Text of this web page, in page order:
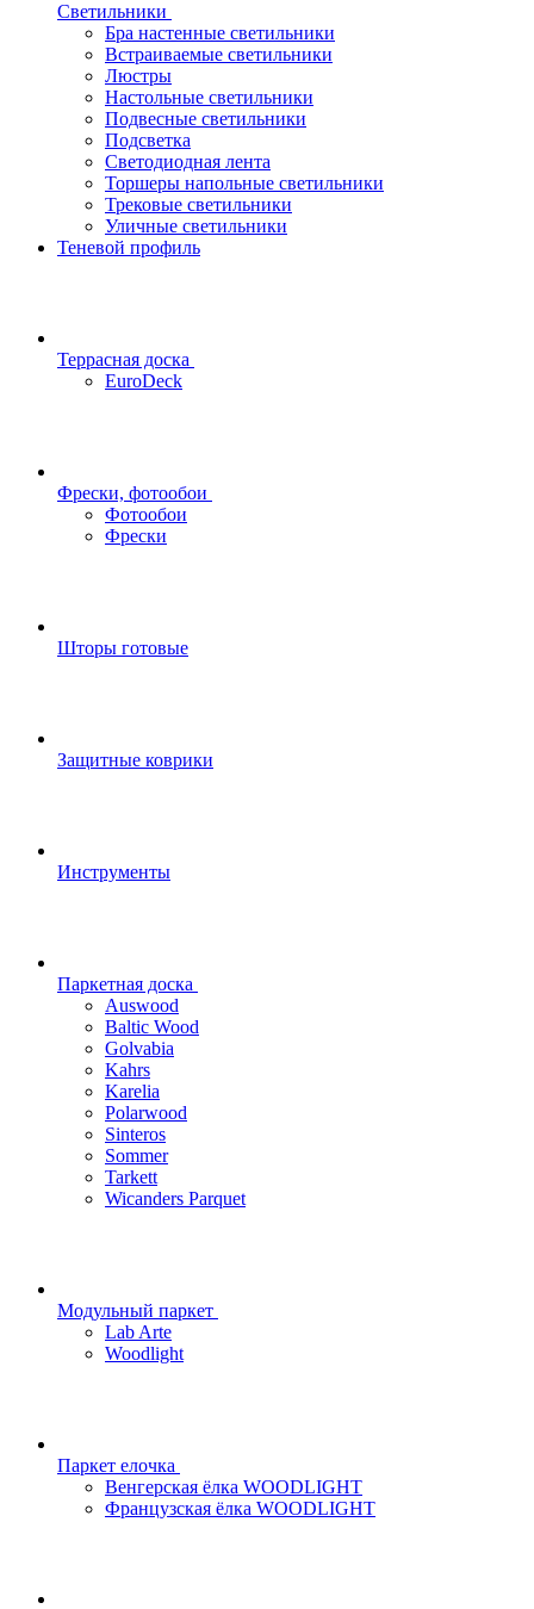
Светильники
Бра настенные светильники
Встраиваемые светильники
Люстры
Настольные светильники
Подвесные светильники
Подсветка
Светодиодная лента
Торшеры напольные светильники
Трековые светильники
Уличные светильники
Теневой профиль
Террасная доска
EuroDeck
Фрески, фотообои
Фотообои
Фрески
Шторы готовые
Защитные коврики
Инструменты
Паркетная доска
Auswood
Baltic Wood
Golvabia
Kahrs
Karelia
Polarwood
Sinteros
Sommer
Tarkett
Wicanders Parquet
Модульный паркет
Lab Arte
Woodlight
Паркет елочка
Венгерская ёлка WOODLIGHT
Французская ёлка WOODLIGHT